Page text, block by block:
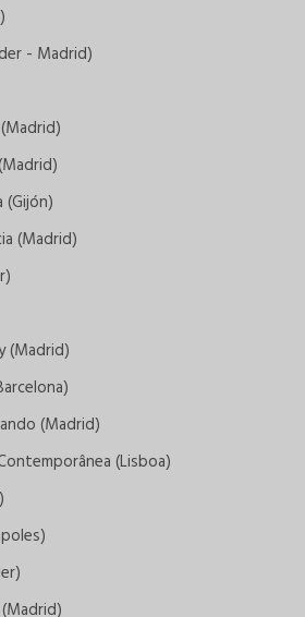
- Madrid)
(Gijón)
(Madrid)
(Madrid)
(Madrid)
(Lisboa)